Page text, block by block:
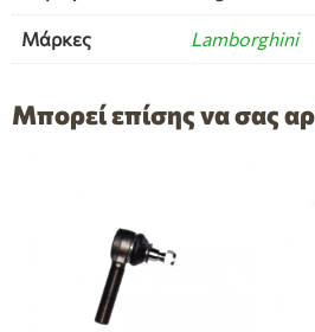
Μάρκες Lamborghini
Μπορεί επίσης να σας